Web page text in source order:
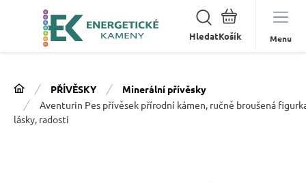
Hledat Menu
PŘÍVĚSKY
Minerální přívěsky
Aventurin Pes přívěsek přírodní kámen, ručně broušená
lásky, radosti